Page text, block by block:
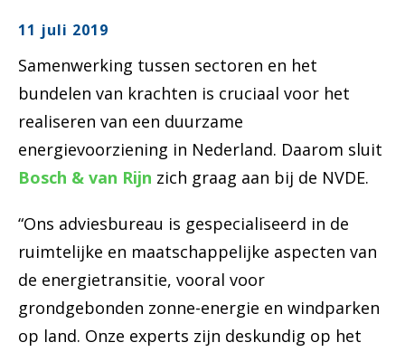
11 juli 2019
Samenwerking tussen sectoren en het
bundelen van krachten is cruciaal voor het
realiseren van een duurzame
energievoorziening in Nederland. Daarom sluit
Bosch & van Rijn zich graag aan bij de NVDE.
“Ons adviesbureau is gespecialiseerd in de
ruimtelijke en maatschappelijke aspecten van
de energietransitie, vooral voor
grondgebonden zonne-energie en windparken
op land. Onze experts zijn deskundig op het